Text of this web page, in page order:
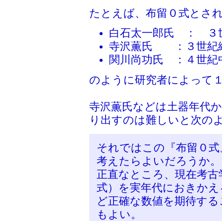
たとえば、布留０式とさ
白石太一郎氏 ： ３
寺沢薫氏 ：３世紀
関川尚功氏 ：４世紀
のように研究者によって
寺沢薫氏などは土器年代
り出すのは難しいと次の
それではこの『布留０
考えたらよいだろうか。
正直なところ、現在考
式）を実年代におきか
ど正確な数値を期待す
もよい。